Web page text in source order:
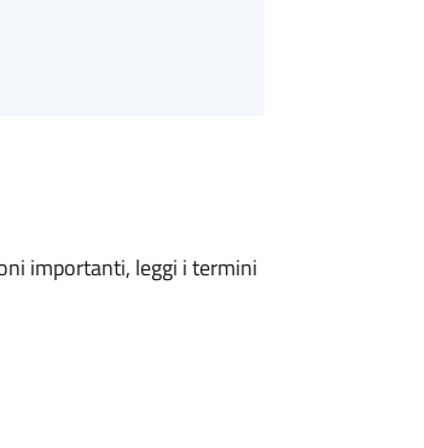
importanti, leggi i termini